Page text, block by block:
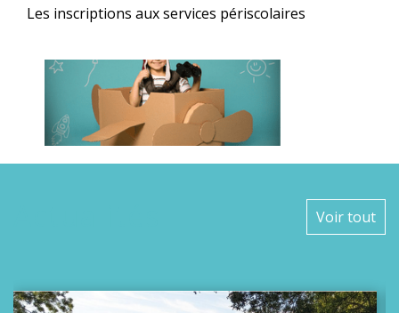
aux services périscolaires calendrier 2026
Voir tout